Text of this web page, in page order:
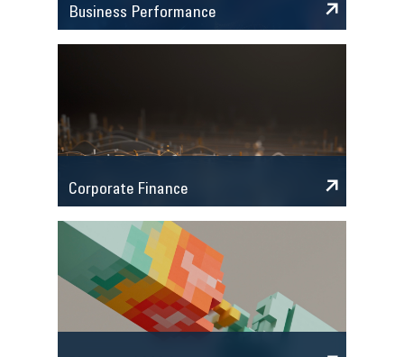
Business Performance
Corporate Finance